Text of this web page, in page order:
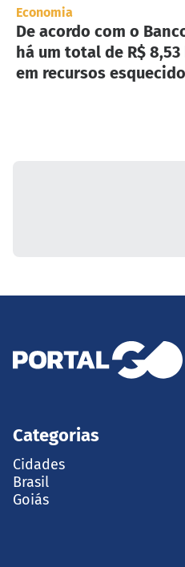
Economia
De acordo com o
há um total de R$
em recursos
Categorias
Cidades
Brasil
Goiás